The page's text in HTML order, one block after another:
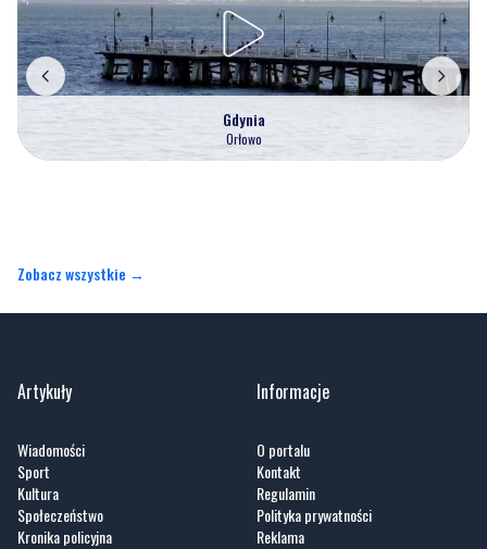
Gdynia
Orłowo
Zobacz wszystkie →
Artykuły
Wiadomości
Sport
Kultura
Społeczeństwo
Kronika policyjna
Informacje
O portalu
Kontakt
Regulamin
Polityka prywatności
Reklama